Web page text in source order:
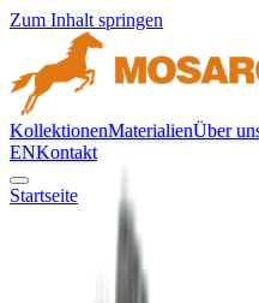
Zum Inhalt springen
KollektionenMaterialienÜber
ENKontakt
Startseite